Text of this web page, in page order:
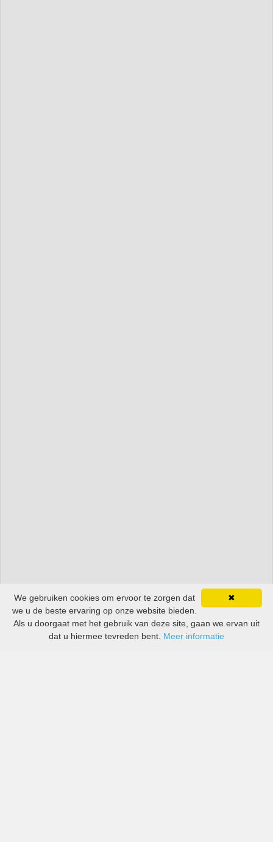
✖
We gebruiken cookies om ervoor te zorgen dat
we u de beste ervaring op onze website bieden.
Als u doorgaat met het gebruik van deze site, gaan we ervan uit
dat u hiermee tevreden bent. Meer informatie